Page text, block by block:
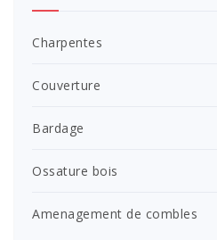
Charpentes
Couverture
Bardage
Ossature bois
Amenagement de combles